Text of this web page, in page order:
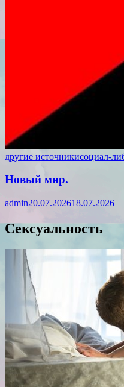
другие источникисоциал-
Новый мир.
admin20.07.202618.07.2026
Сексуальность